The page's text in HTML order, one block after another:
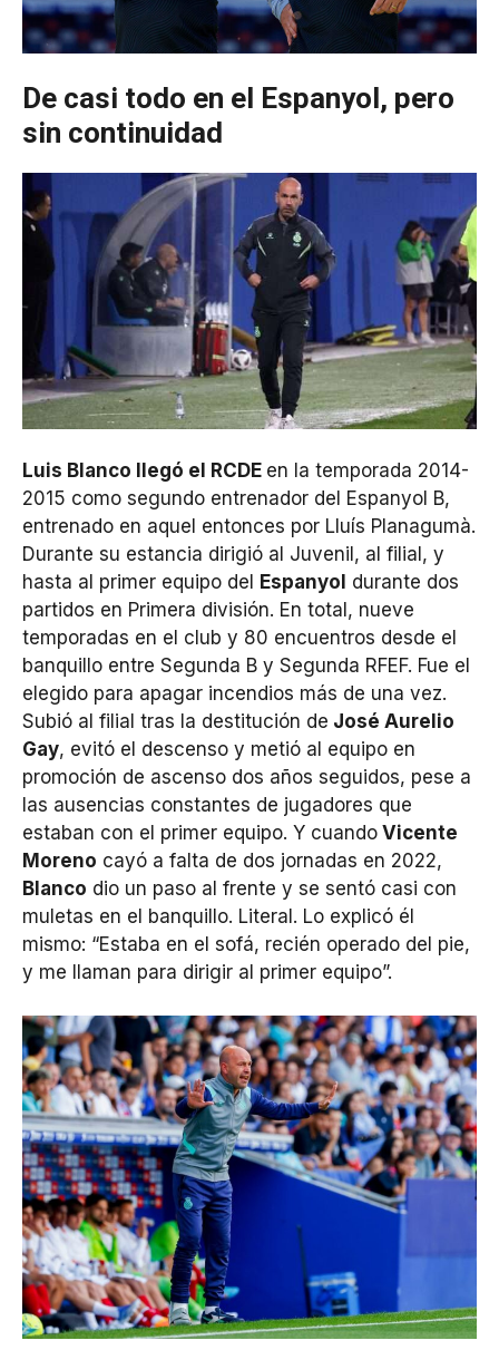
De casi todo en el Espanyol, pero
sin continuidad
Luis Blanco llegó el RCDE en la temporada 2014-
2015 como segundo entrenador del Espanyol B,
entrenado en aquel entonces por Lluís Planagumà.
Durante su estancia dirigió al Juvenil, al filial, y
hasta al primer equipo del
Espanyol durante dos
partidos en Primera división. En total, nueve
temporadas en el club y 80 encuentros desde el
banquillo entre Segunda B y Segunda RFEF. Fue el
elegido para apagar incendios más de una vez.
Subió al filial tras la destitución de José Aurelio
Gay, evitó el descenso y metió al equipo en
promoción de ascenso dos años seguidos, pese a
las ausencias constantes de jugadores que
estaban con el primer equipo. Y cuando Vicente
Moreno cayó a falta de dos jornadas en 2022,
Blanco dio un paso al frente y se sentó casi con
muletas en el banquillo. Literal. Lo explicó él
mismo: “Estaba en el sofá, recién operado del pie,
y me llaman para dirigir al primer equipo”.